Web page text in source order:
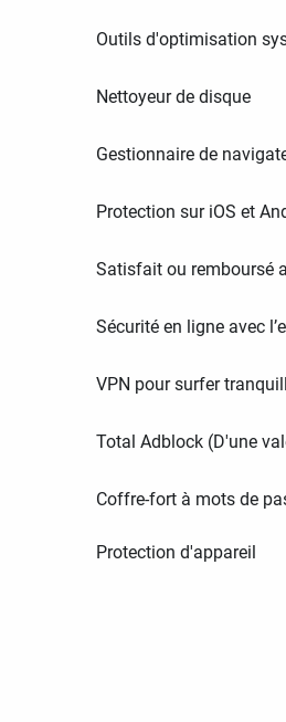
Outils d'optimisation
Nettoyeur de disque
Gestionnaire de
Protection sur iOS et
Satisfait ou remboursé
Sécurité en ligne avec
VPN pour surfer
Total Adblock (D'une
Coffre-fort à mots de
Protection d'appareil